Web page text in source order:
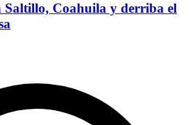
Saltillo, Coahuila y derriba el